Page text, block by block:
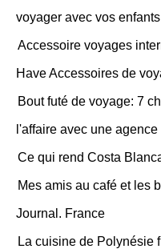
voyager avec vos
Accessoire voyages
Have Accessoires de
Bout futé de voyage: 7
l'affaire avec une
Ce qui rend Costa
Mes amis au café et les
Journal. France
La cuisine de Polynésie